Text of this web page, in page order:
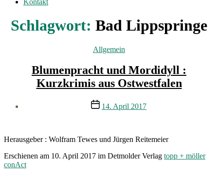
Kontakt
Schlagwort: Bad Lippspringe
Kategorien
Allgemein
Blumenpracht und Mordidyll :
Kurzkrimis aus Ostwestfalen
Veröffentlichungsdatum
14. April 2017
Herausgeber : Wolfram Tewes und Jürgen Reitemeier
Erschienen am 10. April 2017 im Detmolder Verlag topp + möller
conAct